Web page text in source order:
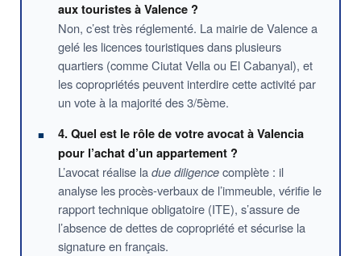
aux touristes à Valence ?
Non, c’est très réglementé. La mairie de Valence a
gelé les licences touristiques dans plusieurs
quartiers (comme Ciutat Vella ou El Cabanyal), et
les copropriétés peuvent interdire cette activité par
un vote à la majorité des 3/5ème.
4. Quel est le rôle de votre avocat à Valencia
pour l’achat d’un appartement ?
L’avocat réalise ladue diligencecomplète : il
analyse les procès-verbaux de l’immeuble, vérifie le
rapport technique obligatoire (ITE), s’assure de
l’absence de dettes de copropriété et sécurise la
signature en français.